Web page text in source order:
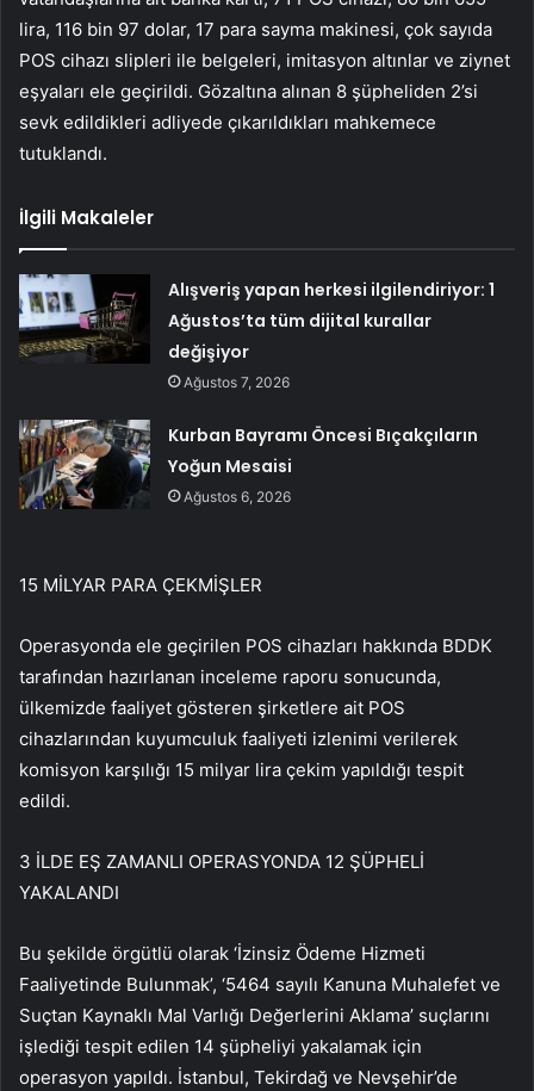
lira, 116 bin 97 dolar, 17 para sayma makinesi, çok sayıda
POS cihazı slipleri ile belgeleri, imitasyon altınlar ve ziynet
eşyaları ele geçirildi. Gözaltına alınan 8 şüpheliden 2’si
sevk edildikleri adliyede çıkarıldıkları mahkemece
tutuklandı.
İlgili Makaleler
Alışveriş yapan herkesi ilgilendiriyor: 1
Ağustos’ta tüm dijital kurallar
değişiyor
Ağustos 7, 2026
Kurban Bayramı Öncesi Bıçakçıların
Yoğun Mesaisi
Ağustos 6, 2026
15 MİLYAR PARA ÇEKMİŞLER
Operasyonda ele geçirilen POS cihazları hakkında BDDK
tarafından hazırlanan inceleme raporu sonucunda,
ülkemizde faaliyet gösteren şirketlere ait POS
cihazlarından kuyumculuk faaliyeti izlenimi verilerek
komisyon karşılığı 15 milyar lira çekim yapıldığı tespit
edildi.
3 İLDE EŞ ZAMANLI OPERASYONDA 12 ŞÜPHELİ
YAKALANDI
Bu şekilde örgütlü olarak ‘İzinsiz Ödeme Hizmeti
Faaliyetinde Bulunmak’, ‘5464 sayılı Kanuna Muhalefet ve
Suçtan Kaynaklı Mal Varlığı Değerlerini Aklama’ suçlarını
işlediği tespit edilen 14 şüpheliyi yakalamak için
operasyon yapıldı. İstanbul, Tekirdağ ve Nevşehir’de